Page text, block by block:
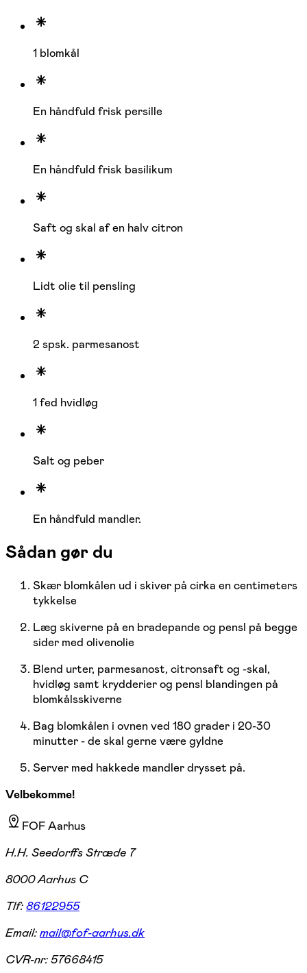
1 blomkål
En håndfuld frisk persille
En håndfuld frisk basilikum
Saft og skal af en halv citron
Lidt olie til pensling
2 spsk. parmesanost
1 fed hvidløg
Salt og peber
En håndfuld mandler.
Sådan gør du
Skær blomkålen ud i skiver på cirka en centimeters
tykkelse
Læg skiverne på en bradepande og pensl på begge
sider med olivenolie
Blend urter, parmesanost, citronsaft og -skal,
hvidløg samt krydderier og pensl blandingen på
blomkålsskiverne
Bag blomkålen i ovnen ved 180 grader i 20-30
minutter - de skal gerne være gyldne
Server med hakkede mandler drysset på.
Velbekomme!
FOF Aarhus
H.H. Seedorffs Stræde 7
8000 Aarhus C
Tlf:86122955
Email:mail@fof-aarhus.dk
CVR-nr:57668415